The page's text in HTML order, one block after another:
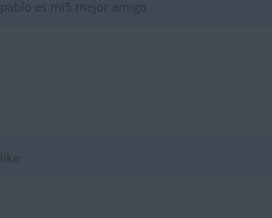
pablo es mi5 mejor amigo
like